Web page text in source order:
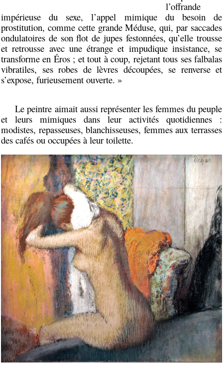
l’offrande
impérieuse du sexe, l’appel mimique du besoin de
prostitution, comme cette grande Méduse, qui, par saccades
ondulatoires de son flot de jupes festonnées, qu’elle trousse
et retrousse avec une étrange et impudique insistance, se
transforme en Éros ; et tout à coup, rejetant tous ses falbalas
vibratiles, ses robes de lèvres découpées, se renverse et
s’expose, furieusement ouverte. »
Le peintre aimait aussi représenter les femmes du peuple
et leurs mimiques dans leur activités quotidiennes :
modistes, repasseuses, blanchisseuses, femmes aux terrasses
des cafés ou occupées à leur toilette.